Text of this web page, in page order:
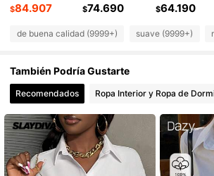
4,81 796K Seguidores
$84.907 $74.690 $64.190
de buena calidad (9999+) suave (9999+)
También Podría Gustarte
Recomendados Ropa Interior y Ropa de